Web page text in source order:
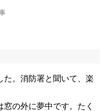
た。消防署と聞いて、楽
の外に夢中です。たく